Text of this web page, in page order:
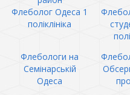
Флеболог Одеса 1
поліклініка
Флебологи на
Семінарській
Одеса